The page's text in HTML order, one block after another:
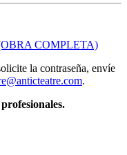
COMPLETA)
la contraseña, envíe
.